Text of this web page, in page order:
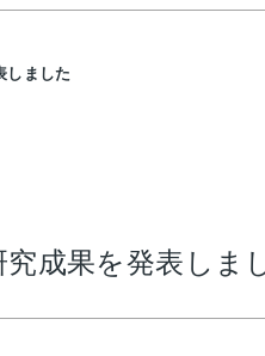
しました
成果を発表しま